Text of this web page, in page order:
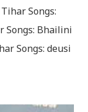
Tihar Songs:
Songs: Bhailini
Songs: deusi
को